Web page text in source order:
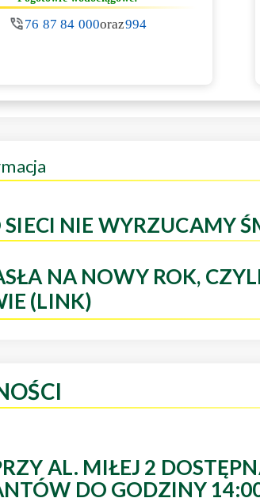
76 87 84 000oraz994
NIE WYRZUCAMY
NA NOWY ROK,
(LINK)
AL. MIŁEJ 2
DO GODZINY